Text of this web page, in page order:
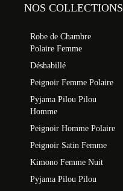
NOS COLLECTIONS
Robe de Chambre
Polaire Femme
Déshabillé
Peignoir Femme Polaire
Pyjama Pilou Pilou
Homme
Peignoir Homme Polaire
Peignoir Satin Femme
Kimono Femme Nuit
Pyjama Pilou Pilou